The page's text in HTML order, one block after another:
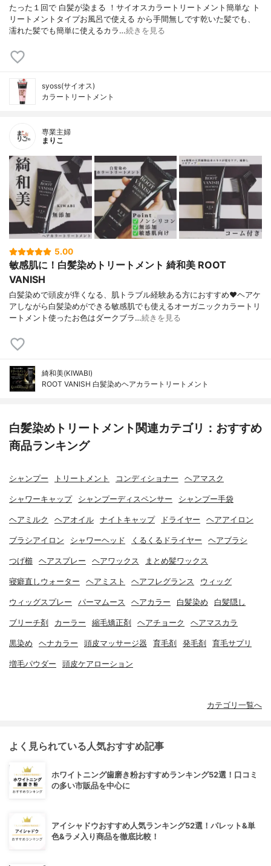
たった１回で 白髪が染まる ！サイオスカラートリートメント簡単な ト
リートメントタイプお風呂で使える から手間無しです乾いた髪でも、
濡れた髪でも簡単に使えるカラ…続きを見る
syoss(サイオス)
カラートリートメント
専業主婦
まりこ
5.00
敏感肌に！白髪染めトリートメント 綺和美 ROOT
VANISH
白髪染めで頭皮が痒くなる、肌トラブル経験ある方におすすめ❤ヘアケ
アしながら白髪染めができる敏感肌でも使えるオーガニックカラートリ
ートメント使ったお色はダークブラ…続きを見る
綺和美(KIWABI)
ROOT VANISH 白髪染めヘアカラートリートメント
白髪染めトリートメント関連カテゴリ：おすすめ
商品ランキング
シャンプー トリートメント コンディショナー ヘアマスク
シャワーキャップ シャンプーディスペンサー シャンプー手袋
ヘアミルク ヘアオイル ナイトキャップ ドライヤー ヘアアイロン
ブラシアイロン シャワーヘッド くるくるドライヤー ヘアブラシ
つげ櫛 ヘアスプレー ヘアワックス まとめ髪ワックス
寝癖直しウォーター ヘアミスト ヘアフレグランス ウィッグ
ウィッグスプレー パーマムース ヘアカラー 白髪染め 白髪隠し
ブリーチ剤 カーラー 縮毛矯正剤 ヘアチョーク ヘアマスカラ
黒染め ヘナカラー 頭皮マッサージ器 育毛剤 発毛剤 育毛サプリ
増毛パウダー 頭皮ケアローション
カテゴリ一覧へ
よく見られている人気おすすめ記事
ホワイトニング歯磨き粉おすすめランキング52選！口コミ
の多い市販品を中心に
アイシャドウおすすめ人気ランキング52選！パレット&単
色&ラメ入り商品を徹底比較！